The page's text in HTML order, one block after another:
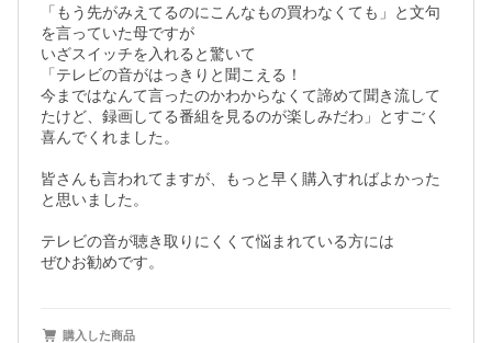
「もう先がみえてるのにこんなもの買わなくても」と文句
を言っていた母ですが
いざスイッチを入れると驚いて
「テレビの音がはっきりと聞こえる！
今まではなんて言ったのかわからなくて諦めて聞き流して
たけど、録画してる番組を見るのが楽しみだわ」とすごく
喜んでくれました。
皆さんも言われてますが、もっと早く購入すればよかった
と思いました。
テレビの音が聴き取りにくくて悩まれている方には
購入した商品